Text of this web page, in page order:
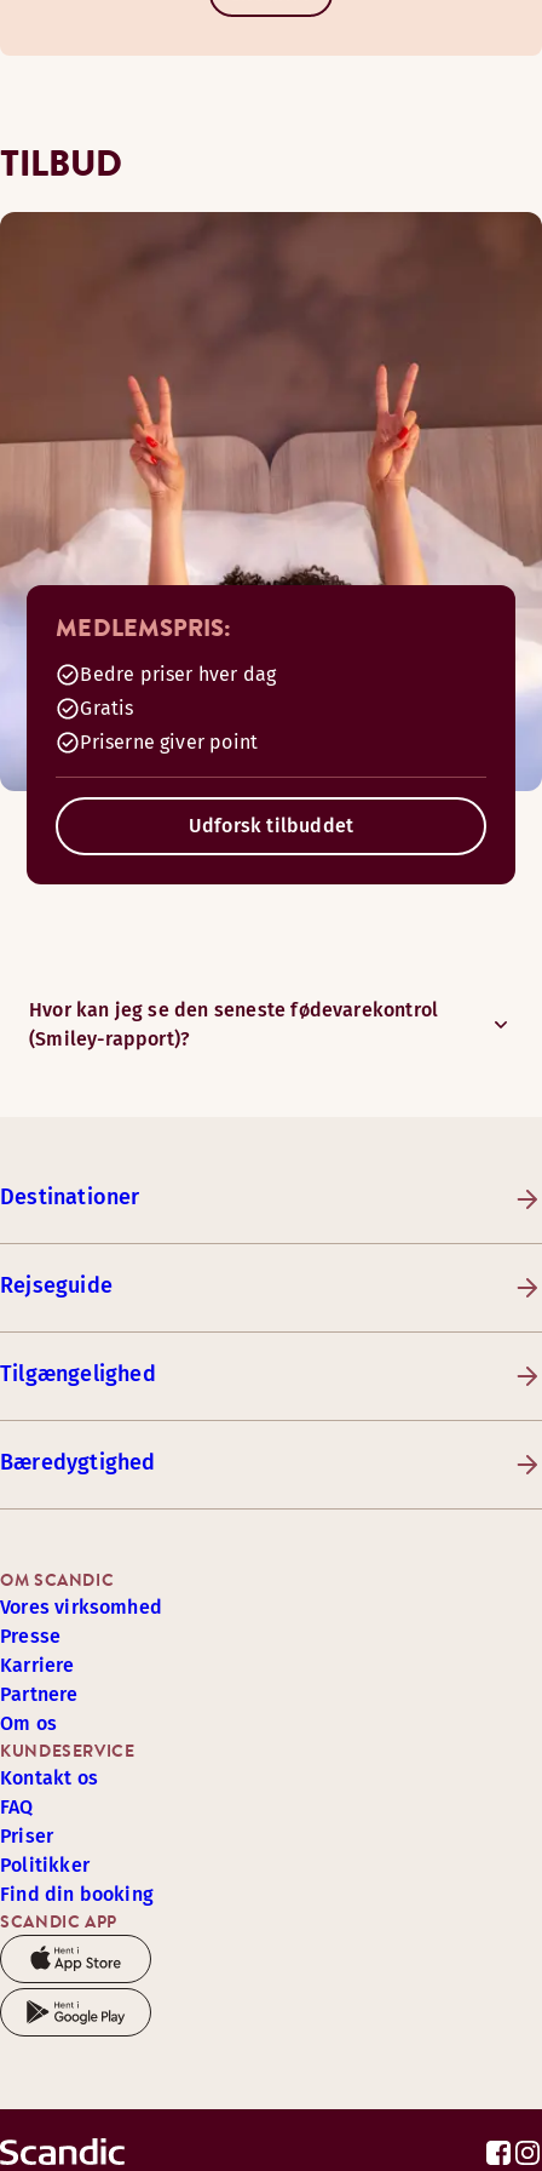
TILBUD
MEDLEMSPRIS:
Bedre priser hver dag
Gratis
Priserne giver point
Udforsk tilbuddet
Hvor kan jeg se den seneste fødevarekontrol
(Smiley-rapport)?
Destinationer
Rejseguide
Tilgængelighed
Bæredygtighed
SCANDIC APP
KUNDESERVICE
Kontakt os
FAQ
Priser
Politikker
Find din booking
OM SCANDIC
Vores virksomhed
Presse
Karriere
Partnere
Om os